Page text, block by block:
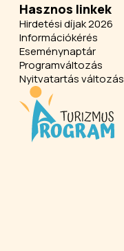
Hasznos linkek
Hirdetési díjak 2026
Információkérés
Eseménynaptár
Programváltozás
Nyitvatartás változás